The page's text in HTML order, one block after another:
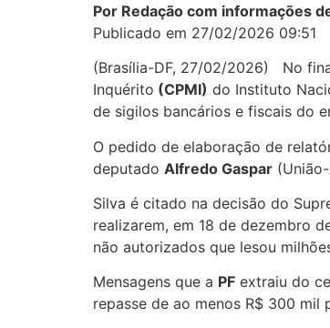
Por Redação com informações
Publicado em 27/02/2026 09:51
(Brasília-DF, 27/02/2026) No
Inquérito (CPMI) do Instituto
de sigilos bancários e fiscais do
O pedido de elaboração de
deputado Alfredo Gaspar
Silva é citado na decisão do
realizarem, em 18 de dezembro
não autorizados que lesou
Mensagens que a PF extraiu do
repasse de ao menos R$ 300 mil